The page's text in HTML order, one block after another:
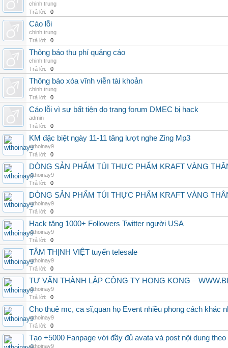
chinh trung
Trả lời:
0
Cáo lỗi
chinh trung
Trả lời:
0
Thông báo thu phí quảng cáo
chinh trung
Trả lời:
0
Thông báo xóa vĩnh viễn tài khoản
chinh trung
Trả lời:
0
Cáo lỗi vì sự bất tiện do trang forum DMEC bị hack
admin
Trả lời:
0
KM đặc biệt ngày 11-11 tăng lượt nghe Zing Mp3
wthoinay9
Trả lời:
0
DÒNG SẢN PHẨM TÚI THỰC PHẨM KRAFT VÀNG
wthoinay9
Trả lời:
0
DÒNG SẢN PHẨM TÚI THỰC PHẨM KRAFT VÀNG
wthoinay9
Trả lời:
0
Hack tăng 1000+ Followers Twitter người USA
wthoinay9
Trả lời:
0
TÂM THỊNH VIỆT tuyển telesale
wthoinay9
Trả lời:
0
TƯ VẤN THÀNH LẬP CÔNG TY HONG KONG –
wthoinay9
Trả lời:
0
Cho thuê mc, ca sĩ,quan họ Event nhiều phong cách khác
wthoinay9
Trả lời:
0
Tạo +5000 Fanpage với đầy đủ avata và post nội dung
wthoinay9